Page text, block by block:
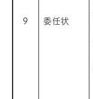
9 委任状